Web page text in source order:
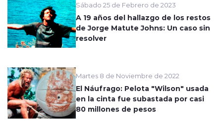
Sábado 25 de Febrero de 2023
A 19 años del hallazgo de los restos
de Jorge Matute Johns: Un caso sin
resolver
Martes 8 de Noviembre de 2022
El Náufrago: Pelota "Wilson" usada
en la cinta fue subastada por casi
80 millones de pesos